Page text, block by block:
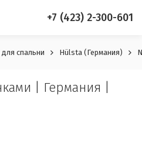
+7 (423) 2-300-601
спальни Hülsta (Германия)
| Германия |